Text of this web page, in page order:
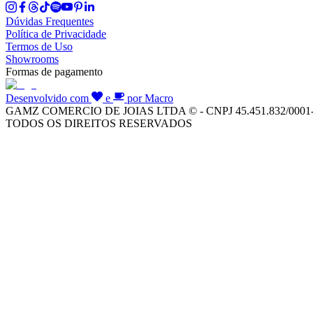
Dúvidas Frequentes
Política de Privacidade
Termos de Uso
Showrooms
Formas de pagamento
Desenvolvido com e
por Macro
GAMZ COMERCIO DE JOIAS LTDA © - CNPJ 45.451.832/
TODOS OS DIREITOS RESERVADOS